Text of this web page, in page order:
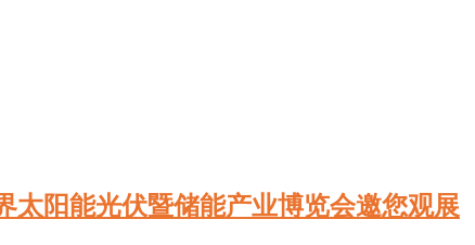
太阳能光伏暨储能产业博览会邀您观展